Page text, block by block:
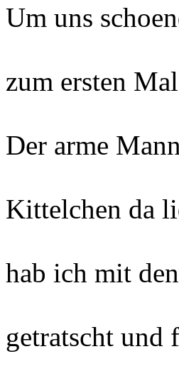
Um uns
zum ersten
Der arme
Kittelchen da
hab ich mit
getratscht und